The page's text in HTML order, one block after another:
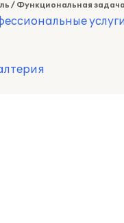
/ Функциональная задача
услуги